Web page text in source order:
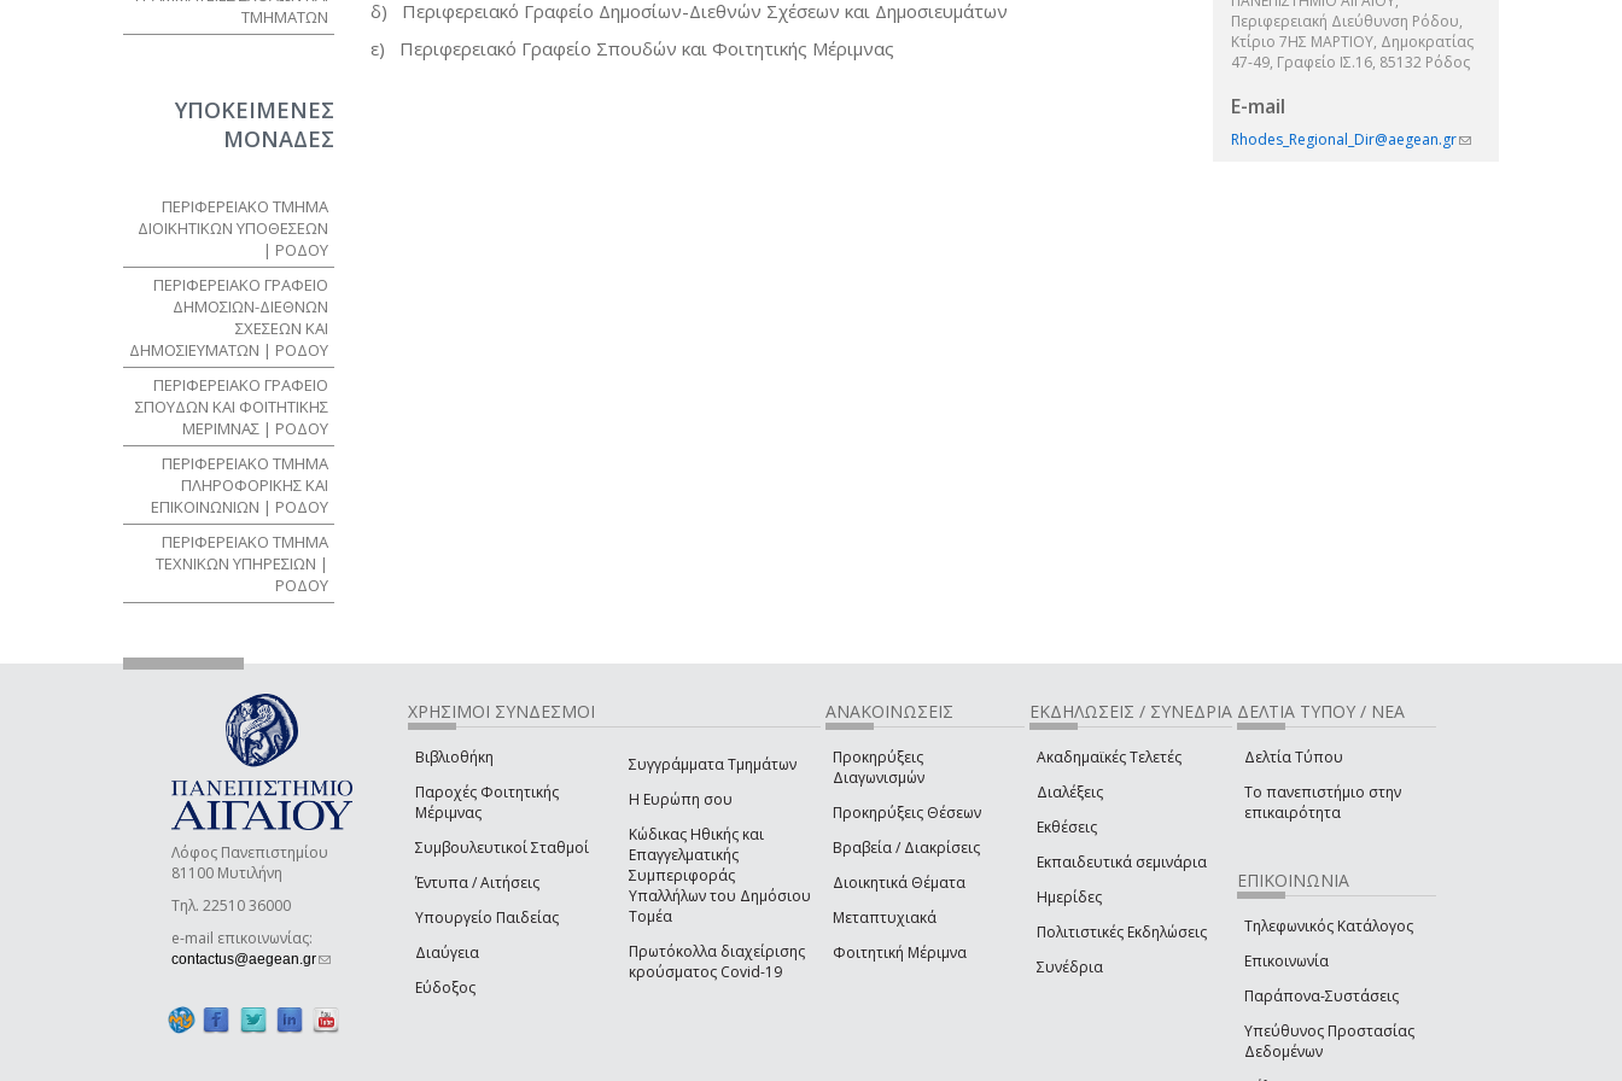
δ) Περιφερειακό Γραφείο Δημοσίων-Διεθνών Σχέσεων και Δημοσιευμάτων
ε) Περιφερειακό Γραφείο Σπουδών και Φοιτητικής Μέριμνας
Περιφερειακή Διεύθυνση Ρόδου,
Κτίριο 7ΗΣ ΜΑΡΤΙΟΥ, Δημοκρατίας
47-49, Γραφείο ΙΣ.16, 85132 Ρόδος
E-mail
Rhodes_Regional_Dir@aegean.gr(link
ΤΜΗΜΑΤΩΝ
ΥΠΟΚΕΙΜΕΝΕΣ
ΜΟΝΑΔΕΣ
ΠΕΡΙΦΕΡΕΙΑΚΟ ΤΜΗΜΑ
ΔΙΟΙΚΗΤΙΚΩΝ ΥΠΟΘΕΣΕΩΝ
| ΡΟΔΟΥ
ΠΕΡΙΦΕΡΕΙΑΚΟ ΓΡΑΦΕΙΟ
ΔΗΜΟΣΙΩΝ-ΔΙΕΘΝΩΝ
ΣΧΕΣΕΩΝ ΚΑΙ
ΔΗΜΟΣΙΕΥΜΑΤΩΝ | ΡΟΔΟΥ
ΠΕΡΙΦΕΡΕΙΑΚΟ ΓΡΑΦΕΙΟ
ΣΠΟΥΔΩΝ ΚΑΙ ΦΟΙΤΗΤΙΚΗΣ
ΜΕΡΙΜΝΑΣ | ΡΟΔΟΥ
ΠΕΡΙΦΕΡΕΙΑΚΟ ΤΜΗΜΑ
ΠΛΗΡΟΦΟΡΙΚΗΣ ΚΑΙ
ΕΠΙΚΟΙΝΩΝΙΩΝ | ΡΟΔΟΥ
ΠΕΡΙΦΕΡΕΙΑΚΟ ΤΜΗΜΑ
ΤΕΧΝΙΚΩΝ ΥΠΗΡΕΣΙΩΝ |
ΡΟΔΟΥ
Λόφος Πανεπιστημίου
81100 Μυτιλήνη
Τηλ. 22510 36000
e-mail επικοινωνίας:
contactus@aegean.gr(link sends e-mail)
ΧΡΗΣΙΜΟΙ ΣΥΝΔΕΣΜΟΙ
Βιβλιοθήκη
Παροχές Φοιτητικής
Μέριμνας
Συμβουλευτικοί Σταθμοί
Έντυπα / Αιτήσεις
Υπουργείο Παιδείας
Διαύγεια
Εύδοξος
Συγγράμματα Τμημάτων
Η Ευρώπη σου
Κώδικας Ηθικής και
Επαγγελματικής
Συμπεριφοράς
Υπαλλήλων του Δημόσιου
Τομέα
Πρωτόκολλα διαχείρισης
κρούσματος Covid-19
ΑΝΑΚΟΙΝΩΣΕΙΣ
Προκηρύξεις
Διαγωνισμών
Προκηρύξεις Θέσεων
Βραβεία / Διακρίσεις
Διοικητικά Θέματα
Μεταπτυχιακά
Φοιτητική Μέριμνα
ΕΚΔΗΛΩΣΕΙΣ / ΣΥΝΕΔΡΙΑ
Ακαδημαϊκές Τελετές
Διαλέξεις
Εκθέσεις
Εκπαιδευτικά σεμινάρια
Ημερίδες
Πολιτιστικές Εκδηλώσεις
Συνέδρια
ΔΕΛΤΙΑ ΤΥΠΟΥ / ΝΕΑ
Δελτία Τύπου
Το πανεπιστήμιο στην
επικαιρότητα
ΕΠΙΚΟΙΝΩΝΙΑ
Τηλεφωνικός Κατάλογος
Επικοινωνία
Παράπονα-Συστάσεις
Υπεύθυνος Προστασίας
Δεδομένων